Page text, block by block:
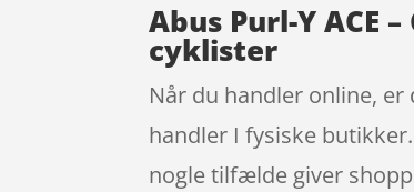
Abus Purl-Y ACE
cyklister
Når du handler online,
handler I fysiske
nogle tilfælde giver